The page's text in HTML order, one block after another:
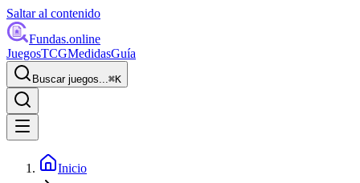
Saltar al contenido
Fundas.online
JuegosTCGMedidasGuía
Buscar juegos...⌘K
Inicio